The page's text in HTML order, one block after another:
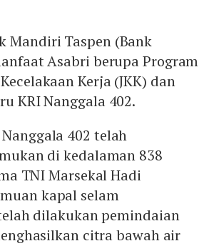
Mandiri Taspen (Bank
Asabri berupa Program
Kerja (JKK) dan
KRI Nanggala 402.
402 telah
di kedalaman 838
TNI Marsekal Hadi
kapal selam
dilakukan pemindaian
citra bawah air